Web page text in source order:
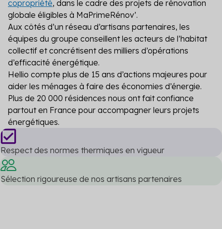
copropriété, dans le cadre des projets de rénovation
globale éligibles à MaPrimeRénov’.
Aux côtés d’un réseau d’artisans partenaires, les
équipes du groupe conseillent les acteurs de l’habitat
collectif et concrétisent des milliers d’opérations
d’efficacité énergétique.
Hellio compte plus de 15 ans d’actions majeures pour
aider les ménages à faire des économies d’énergie.
Plus de 20 000 résidences nous ont fait confiance
partout en France pour accompagner leurs projets
énergétiques.
Respect des normes thermiques en vigueur
Sélection rigoureuse de nos artisans partenaires